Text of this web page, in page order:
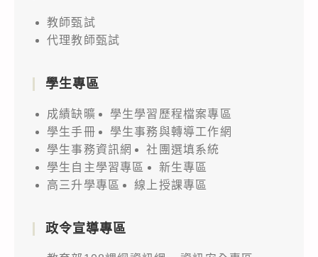
教師甄試
代理教師甄試
學生專區
成績缺曠
學生學習歷程檔案專區
學生手冊
學生事務與轉導工作網
學生事務資訊網
社團選填系統
學生自主學習專區
新生專區
高三升學專區
線上授課專區
政令宣導專區